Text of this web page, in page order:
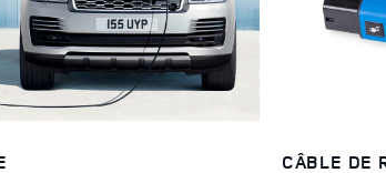
CÂBLE DE